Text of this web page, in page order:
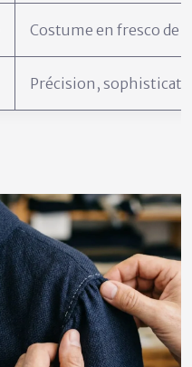
Costume en fresco de
Précision,